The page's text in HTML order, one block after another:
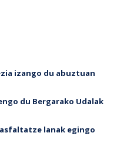
izango du abuztuan
du Bergarako Udalak
lanak egingo